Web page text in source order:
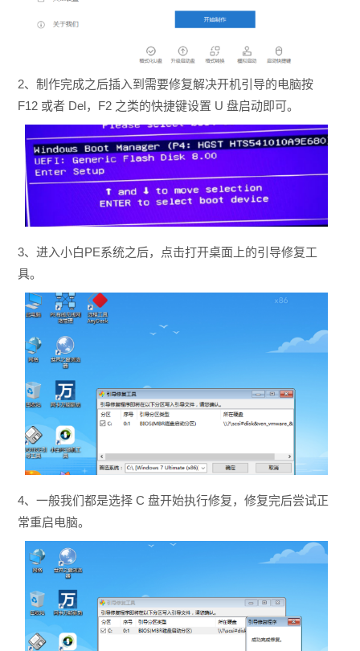
2、制作完成之后插入到需要修复解决开机引导的电脑按
F12 或者 Del，F2 之类的快捷键设置 U 盘启动即可。
3、进入小白PE系统之后，点击打开桌面上的引导修复工
具。
4、一般我们都是选择 C 盘开始执行修复，修复完后尝试正
常重启电脑。